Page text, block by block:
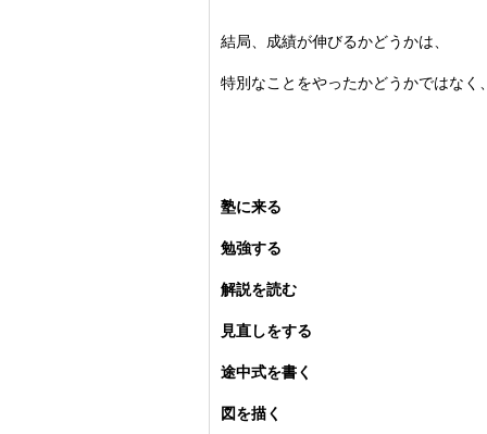
結局、成績が伸びるかどうかは、
特別なことをやったかどうかではなく、
塾に来る
勉強する
解説を読む
見直しをする
途中式を書く
図を描く